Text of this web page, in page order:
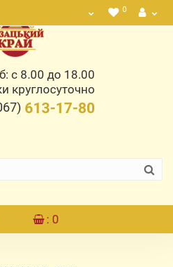
0
с 8.00 до 18.00
круглосуточно
613-17-80
: 0